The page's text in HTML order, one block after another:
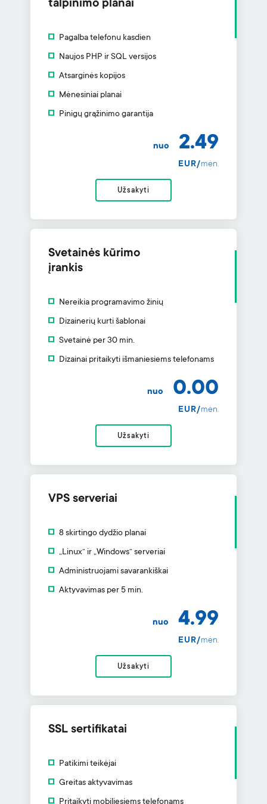
talpinimo planai
Pagalba telefonu kasdien
Naujos PHP ir SQL versijos
Atsarginės kopijos
Mėnesiniai planai
Pinigų grąžinimo garantija
nuo 2.49
EUR/mėn.
Užsakyti
Svetainės kūrimo
įrankis
Nereikia programavimo žinių
Dizainerių kurti šablonai
Svetainė per 30 min.
Dizainai pritaikyti išmaniesiems telefonams
nuo 0.00
EUR/mėn.
Užsakyti
VPS serveriai
8 skirtingo dydžio planai
„Linux“ ir „Windows“ serveriai
Administruojami savarankiškai
Aktyvavimas per 5 min.
nuo 4.99
EUR/mėn.
Užsakyti
SSL sertifikatai
Patikimi teikėjai
Greitas aktyvavimas